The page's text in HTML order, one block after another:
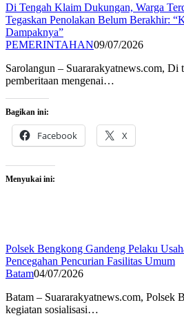
Di Tengah Klaim Dukungan, Warga
Tegaskan Penolakan Belum Berakhir:
Dampaknya”
PEMERINTAHAN09/07/2026
Sarolangun – Suararakyatnews.com, Di
pemberitaan mengenai…
Bagikan ini:
Facebook X
Menyukai ini:
Polsek Bengkong Gandeng Pelaku
Pencegahan Pencurian Fasilitas Umum
Batam04/07/2026
Batam – Suararakyatnews.com, Polsek
kegiatan sosialisasi…